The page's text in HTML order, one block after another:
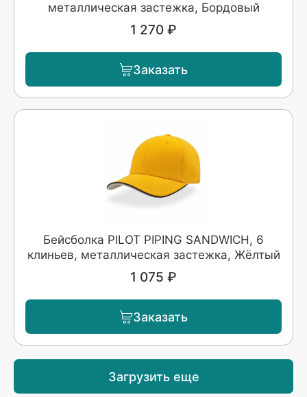
металлическая застежка, Бордовый
1 270 ₽
Заказать
Бейсболка PILOT PIPING SANDWICH, 6
клиньев, металлическая застежка, Жёлтый
1 075 ₽
Заказать
Загрузить еще